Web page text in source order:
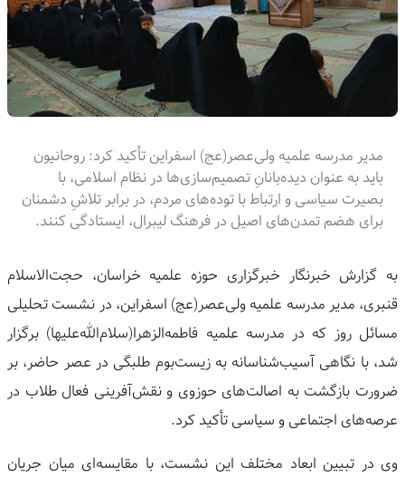
مدیر مدرسه علمیه ولی‌عصر(عج) اسفراین تأکید کرد: روحانیون
باید به عنوان دیده‌بانانِ تصمیم‌سازی‌ها در نظام اسلامی، با
بصیرت سیاسی و ارتباط با توده‌های مردم، در برابر تلاشِ دشمنان
برای هضم تمدن‌های اصیل در فرهنگ لیبرال، ایستادگی کنند.
به گزارش خبرنگار خبرگزاری حوزه علمیه خراسان، حجت‌الاسلام
قنبری، مدیر مدرسه علمیه ولی‌عصر(عج) اسفراین، در نشست تحلیلی
مسائل روز که در مدرسه علمیه فاطمه‌الزهرا(سلام‌الله‌علیها) برگزار
شد، با نگاهی آسیب‌شناسانه به زیست‌بوم طلبگی در عصر حاضر، بر
ضرورت بازگشت به اصالت‌های حوزوی و نقش‌آفرینی فعال طلاب در
عرصه‌های اجتماعی و سیاسی تأکید کرد.
وی در تبیین ابعاد مختلف این نشست، با مقایسه‌ای میان جریان